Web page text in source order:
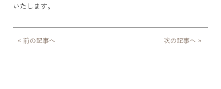
いたします。
« 前の記事へ 次の記事へ »